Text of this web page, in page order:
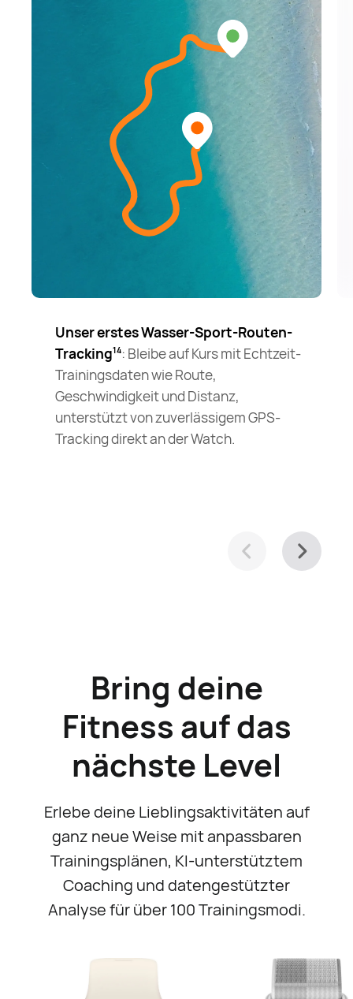
Unser erstes Wasser-Sport-Routen-
Tracking14: Bleibe auf Kurs mit Echtzeit-
Trainingsdaten wie Route,
Geschwindigkeit und Distanz,
unterstützt von zuverlässigem GPS-
Tracking direkt an der Watch.
Bring deine
Fitness auf das
nächste Level
Erlebe deine Lieblingsaktivitäten auf
ganz neue Weise mit anpassbaren
Trainingsplänen, KI-unterstütztem
Coaching und datengestützter
Analyse für über 100 Trainingsmodi.